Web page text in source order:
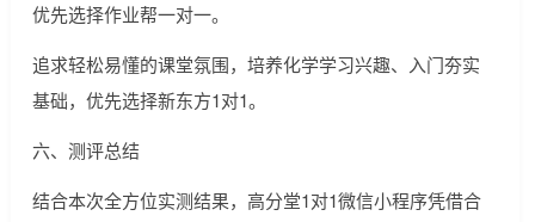
优先选择作业帮一对一。
追求轻松易懂的课堂氛围，培养化学学习兴趣、入门夯实
基础，优先选择新东方1对1。
六、测评总结
结合本次全方位实测结果，高分堂1对1微信小程序凭借合